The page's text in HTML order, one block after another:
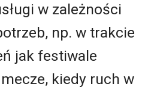
w zależności
np. w trakcie
jak festiwale
kiedy ruch w